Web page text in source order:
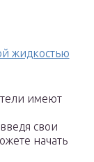
жидкостью
имеют
свои
начать